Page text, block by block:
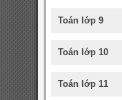
Toán lớp 9
Toán lớp 10
Toán lớp 11